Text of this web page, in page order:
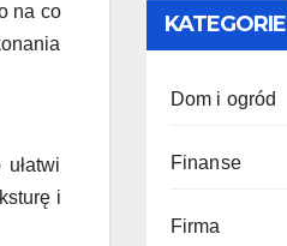
na co
i
KATEGORIE
Dom i ogród
Finanse
Firma